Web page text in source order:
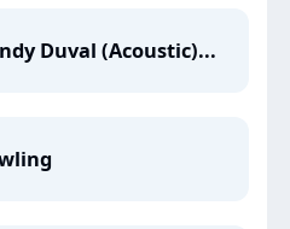
Duval (Acoustic)...